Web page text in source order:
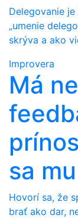
Delegovanie
„umenie
skrýva a ako
Improvera
Má
sa
Hovorí sa, že
brať ako dar,